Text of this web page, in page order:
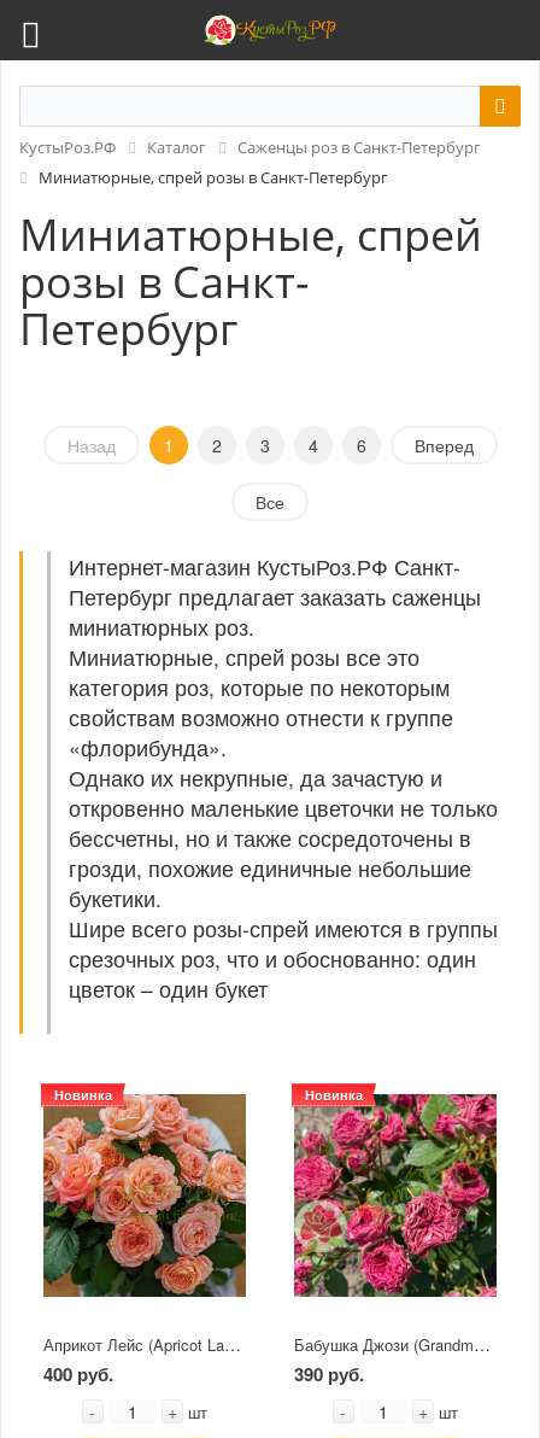
КустыРоз.РФ Каталог
Саженцы роз в Санкт-Петербург
Миниатюрные, спрей розы в Санкт-Петербург
Миниатюрные, спрей
розы в Санкт-
Петербург
Назад 1 2 3 4 6 Вперед
Все
Интернет-магазин КустыРоз.РФ Санкт-
Петербург предлагает заказать саженцы
миниатюрных роз.
Миниатюрные, спрей розы все это
категория роз, которые по некоторым
свойствам возможно отнести к группе
«флорибунда».
Однако их некрупные, да зачастую и
откровенно маленькие цветочки не только
бессчетны, но и также сосредоточены в
грозди, похожие единичные небольшие
букетики.
Шире всего розы-спрей имеются в группы
срезочных роз, что и обоснованно: один
цветок – один букет
Новинка
Априкот Лейс (Apricot Lace)
400 руб.
- + шт
Новинка
Бабушка Джози (Grandma’s Finest Josy)
390 руб.
- + шт